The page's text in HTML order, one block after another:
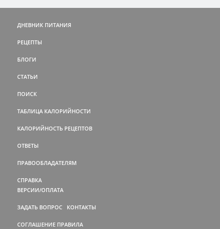
ДНЕВНИК ПИТАНИЯ
РЕЦЕПТЫ
БЛОГИ
СТАТЬИ
ПОИСК
ТАБЛИЦА КАЛОРИЙНОСТИ
КАЛОРИЙНОСТЬ РЕЦЕПТОВ
ОТВЕТЫ
ПРАВООБЛАДАТЕЛЯМ
СПРАВКА
ВЕРСИИ/ОПЛАТА
ЗАДАТЬ ВОПРОС КОНТАКТЫ
СОГЛАШЕНИЕ ПРАВИЛА